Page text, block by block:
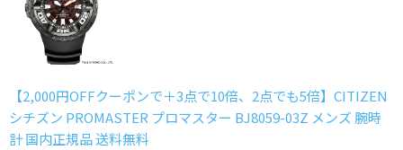
【2,000円OFFクーポンで＋3点で10倍、2点でも5倍】CITIZEN
シチズン PROMASTER プロマスター BJ8059-03Z メンズ 腕時
計 国内正規品 送料無料